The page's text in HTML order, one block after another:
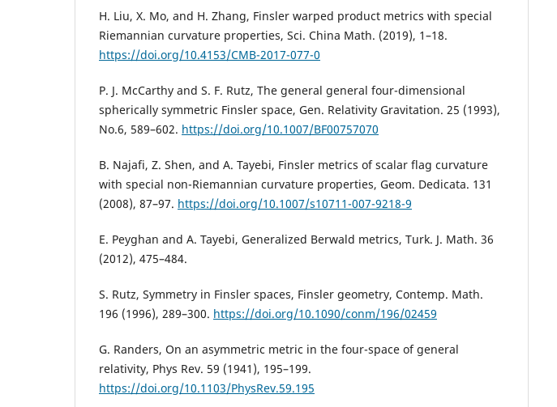
H. Liu, X. Mo, and H. Zhang, Finsler warped product metrics with special
Riemannian curvature properties, Sci. China Math. (2019), 1–18.
https://doi.org/10.4153/CMB-2017-077-0
P. J. McCarthy and S. F. Rutz, The general general four-dimensional
spherically symmetric Finsler space, Gen. Relativity Gravitation. 25 (1993),
No.6, 589–602. https://doi.org/10.1007/BF00757070
B. Najafi, Z. Shen, and A. Tayebi, Finsler metrics of scalar flag curvature
with special non-Riemannian curvature properties, Geom. Dedicata. 131
(2008), 87–97. https://doi.org/10.1007/s10711-007-9218-9
E. Peyghan and A. Tayebi, Generalized Berwald metrics, Turk. J. Math. 36
(2012), 475–484.
S. Rutz, Symmetry in Finsler spaces, Finsler geometry, Contemp. Math.
196 (1996), 289–300. https://doi.org/10.1090/conm/196/02459
G. Randers, On an asymmetric metric in the four-space of general
relativity, Phys Rev. 59 (1941), 195–199.
https://doi.org/10.1103/PhysRev.59.195